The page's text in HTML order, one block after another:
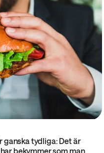
ganska tydliga: Det är
bekymmer som man